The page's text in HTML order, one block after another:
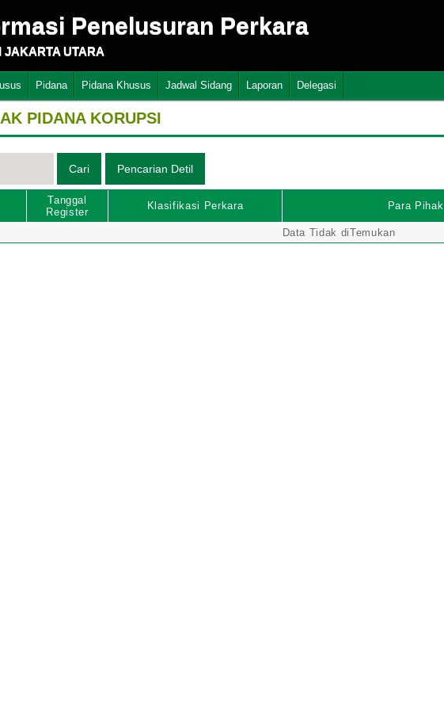
Penelusuran Perkara
JAKARTA UTARA
Pidana Pidana Khusus Jadwal Sidang Laporan Delegasi
PIDANA KORUPSI
Tanggal
Register
Klasifikasi Perkara Para Pihak
Data Tidak diTemukan